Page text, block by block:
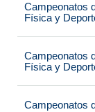
Campeonatos
Física y
Campeonatos
Física y
Campeonatos